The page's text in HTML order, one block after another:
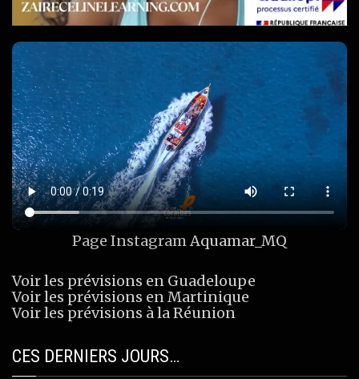
Page InstagramAquamar_MQ
Voir les prévisions en Guadeloupe
Voir les prévisions en Martinique
Voir les prévisions à la Réunion
CES DERNIERS JOURS…